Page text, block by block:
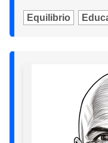
Equilibrio